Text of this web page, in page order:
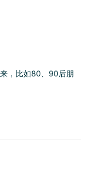
，比如80、90后朋